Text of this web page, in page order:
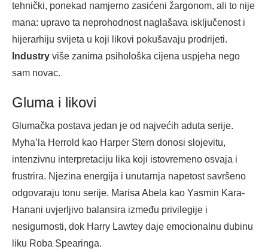
tehnički, ponekad namjerno zasićeni žargonom, ali to nije
mana: upravo ta neprohodnost naglašava isključenost i
hijerarhiju svijeta u koji likovi pokušavaju prodrijeti.
Industry više zanima psihološka cijena uspjeha nego
sam novac.
Gluma i likovi
Glumačka postava jedan je od najvećih aduta serije.
Myha’la Herrold kao Harper Stern donosi slojevitu,
intenzivnu interpretaciju lika koji istovremeno osvaja i
frustrira. Njezina energija i unutarnja napetost savršeno
odgovaraju tonu serije. Marisa Abela kao Yasmin Kara-
Hanani uvjerljivo balansira između privilegije i
nesigurnosti, dok Harry Lawtey daje emocionalnu dubinu
liku Roba Spearinga.